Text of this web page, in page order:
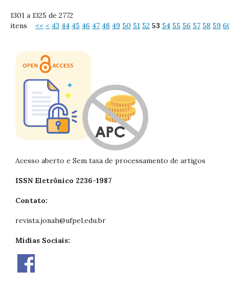
1301 a 1325 de 2772
itens << < 43 44 45 46 47 48 49 50 51 52 53 54 55 56 57 58 59
Acesso aberto e Sem taxa de processamento de artigos
ISSN Eletrônico 2236-1987
Contato:
revista.jonah@ufpel.edu.br
Mídias Sociais: